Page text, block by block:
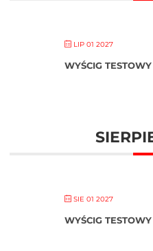
LIP 01 2027
WYŚCIG TESTOWY
SIE 01 2027
WYŚCIG TESTOWY